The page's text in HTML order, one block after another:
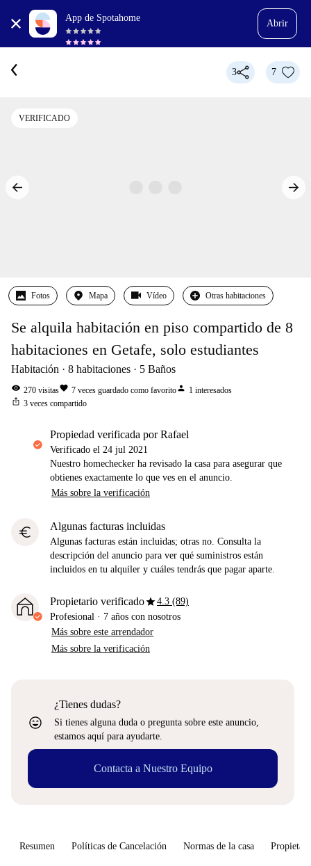
App de Spotahome
Abrir
3 7
VERIFICADO
Fotos Mapa Vídeo Otras habitaciones
Se alquila habitación en piso compartido de 8
habitaciones en Getafe, solo estudiantes
Habitación 8 habitaciones 5 Baños
visibility 270 visitasfavorite 7 veces guardado como favoritoperson 1 interesados
ios_share 3 veces compartido
propiedad verificada por Rafael
Verificado el 24 jul 2021
Nuestro homechecker ha revisado la casa para asegurar que
obtienes exactamente lo que ves en el anuncio.
Más sobre la verificación
euro Algunas facturas incluidas
Algunas facturas están incluidas; otras no. Consulta la
descripción del anuncio para ver qué suministros están
incluidos en tu alquiler y cuáles tendrás que pagar aparte.
Propietario verificadostar4.3 (89)
Profesional · 7 años con nosotros
Más sobre este arrendador
Más sobre la verificación
sentiment_very_satisfied
¿Tienes dudas?
Si tienes alguna duda o pregunta sobre este anuncio,
estamos aquí para ayudarte.
Contacta a Nuestro Equipo
Resumen Políticas de Cancelación Normas de la casa